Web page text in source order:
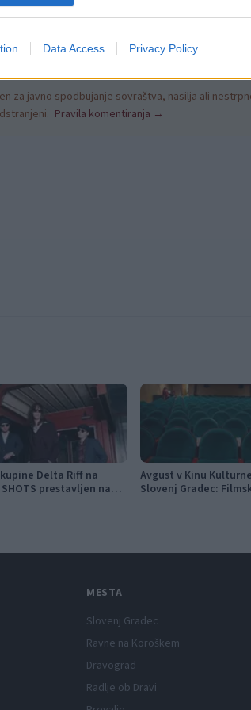
Data Access Privacy Policy
za javno spodbujanje sovraštva, nasilja ali
Pravila komentiranja →
Delta Riff na
prestavljen na
Avgust v Kinu
Slovenj Gradec:
MESTA
Slovenj Gradec
Ravne na Koroškem
Dravograd
Radlje ob Dravi